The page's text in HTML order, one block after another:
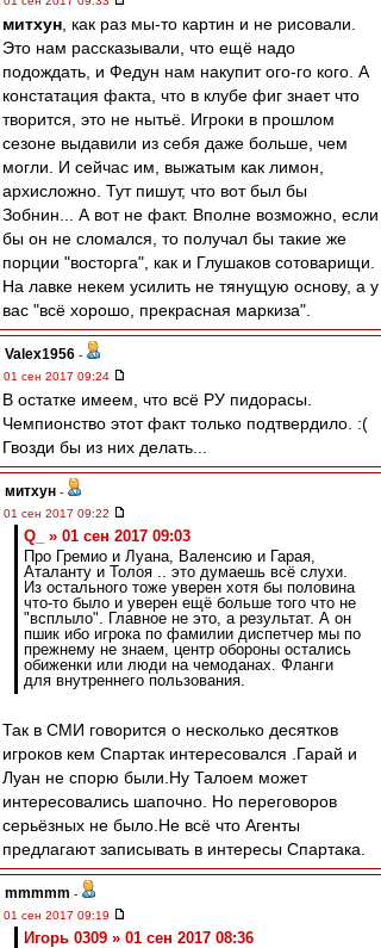
митхун , как раз мы-то картин и не рисовали.
Это нам рассказывали, что ещё надо
подождать, и Федун нам накупит ого-го кого. А
констатация факта, что в клубе фиг знает что
творится, это не нытьё. Игроки в прошлом
сезоне выдавили из себя даже больше, чем
могли. И сейчас им, выжатым как лимон,
архисложно. Тут пишут, что вот был бы
Зобнин... А вот не факт. Вполне возможно, если
бы он не сломался, то получал бы такие же
порции "восторга", как и Глушаков сотоварищи.
На лавке некем усилить не тянущую основу, а у
вас "всё хорошо, прекрасная маркиза".
Valex1956 -
01 сен 2017 09:24
В остатке имеем, что всё РУ пидорасы.
Чемпионство этот факт только подтвердило. :(
Гвозди бы из них делать...
митхун -
01 сен 2017 09:22
Q_ » 01 сен 2017 09:03
Про Гремио и Луана, Валенсию и Гарая,
Аталанту и Толоя .. это думаешь всё слухи.
Из остального тоже уверен хотя бы половина
что-то было и уверен ещё больше того что не
"всплыло". Главное не это, а результат. А он
пшик ибо игрока по фамилии диспетчер мы по
прежнему не знаем, центр обороны остались
обиженки или люди на чемоданах. Фланги
для внутреннего пользования.
Так в СМИ говорится о несколько десятков
игроков кем Спартак интересовался .Гарай и
Луан не спорю были.Ну Талоем может
интересовались шапочно. Но переговоров
серьёзных не было.Не всё что Агенты
предлагают записывать в интересы Спартака.
mmmmm -
01 сен 2017 09:19
Игорь 0309 » 01 сен 2017 08:36